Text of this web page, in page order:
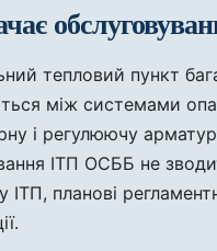
тепловий пункт
між системами
і регулюючу
ІТП ОСББ не
ІТП, планові